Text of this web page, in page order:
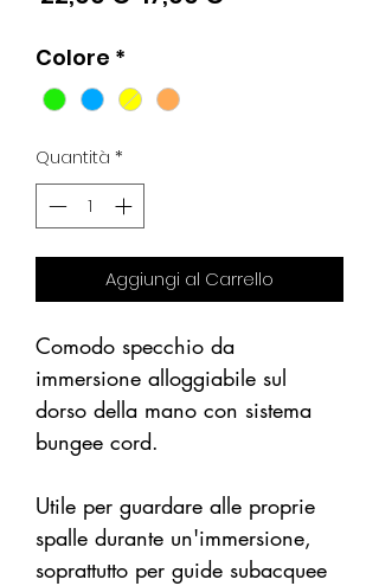
Colore *
Quantità *
Aggiungi al Carrello
Comodo specchio da
immersione alloggiabile sul
dorso della mano con sistema
bungee cord.
Utile per guardare alle proprie
spalle durante un'immersione,
soprattutto per guide subacquee